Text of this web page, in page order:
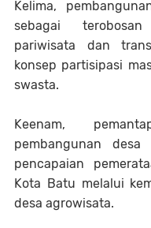
Kelima,
sebagai
pariwisata dan
konsep partisipasi
swasta.
Keenam,
pembangunan desa
pencapaian
Kota Batu melalui
desa agrowisata.